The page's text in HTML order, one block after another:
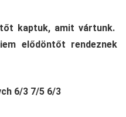
kaptuk, amit vártunk.
elődöntőt rendeznek
6/3 7/5 6/3